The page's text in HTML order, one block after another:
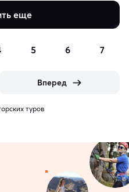
еще
5 6 7
Вперед
туров